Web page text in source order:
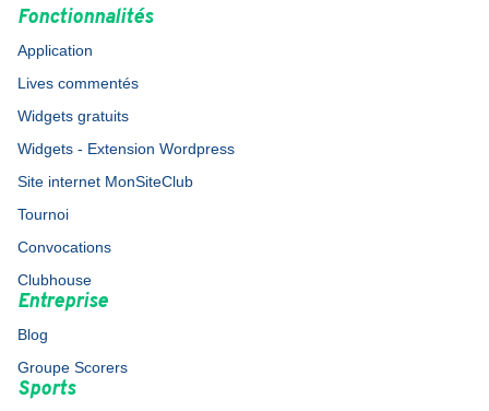
Fonctionnalités
Application
Lives commentés
Widgets gratuits
Widgets - Extension Wordpress
Site internet MonSiteClub
Tournoi
Convocations
Clubhouse
Entreprise
Blog
Groupe Scorers
Sports